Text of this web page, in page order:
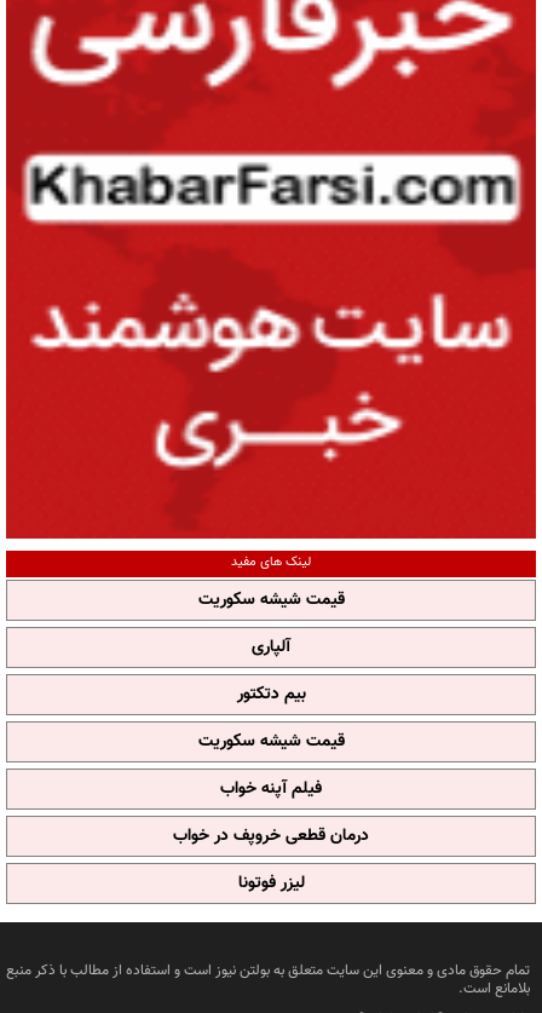
لینک های مفید
قیمت شیشه سکوریت
آلپاری
بیم دتکتور
قیمت شیشه سکوریت
فیلم آپنه خواب
درمان قطعی خروپف در خواب
لیزر فوتونا
تمام حقوق مادی و معنوی این سایت متعلق به بولتن نیوز است و استفاده از مطالب با ذکر منبع
بلامانع است.